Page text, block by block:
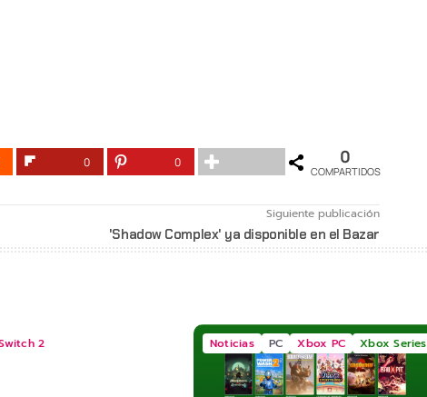
0 0 0
COMPARTIDOS
Siguiente publicación
'Shadow Complex' ya disponible en el Bazar
2 Noticias PC Xbox PC Xbox Series